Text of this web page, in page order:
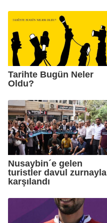
Tarihte Bugün Neler
Oldu?
Nusaybin´e gelen
turistler davul zurnayla
karşılandı